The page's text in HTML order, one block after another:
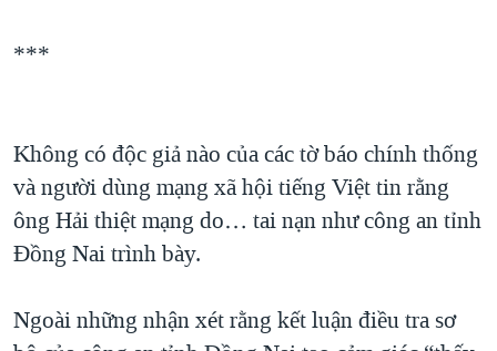
***
Không có độc giả nào của các tờ báo chính thống
và người dùng mạng xã hội tiếng Việt tin rằng
ông Hải thiệt mạng do… tai nạn như công an tỉnh
Đồng Nai trình bày.
Ngoài những nhận xét rằng kết luận điều tra sơ